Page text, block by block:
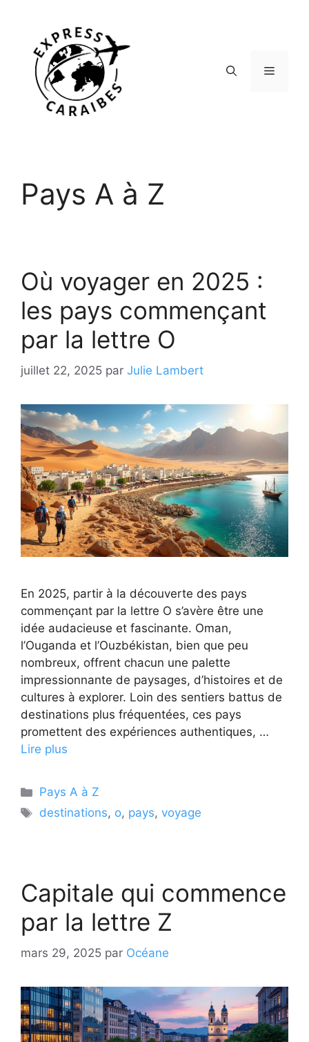
contenu
Menu
Pays A à Z
Où voyager en 2025 :
les pays commençant
par la lettre O
juillet 22, 2025 par Julie Lambert
En 2025, partir à la découverte des pays
commençant par la lettre O s’avère être une
idée audacieuse et fascinante. Oman,
l’Ouganda et l’Ouzbékistan, bien que peu
nombreux, offrent chacun une palette
impressionnante de paysages, d’histoires et de
cultures à explorer. Loin des sentiers battus de
destinations plus fréquentées, ces pays
promettent des expériences authentiques, …
Lire plus
Catégories
Pays A à Z
Étiquettes
destinations, o, pays,voyage
Capitale qui commence
par la lettre Z
mars 29, 2025 par Océane